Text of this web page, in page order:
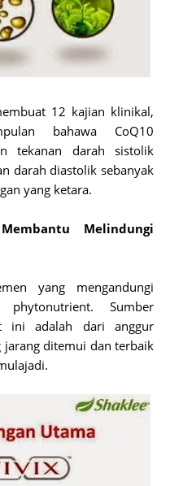
12 kajian klinikal,
bahawa CoQ10
tekanan darah sistolik
darah diastolik sebanyak
yang ketara.
Melindungi
yang mengandungi
Sumber
ini adalah dari anggur
jarang ditemui dan terbaik